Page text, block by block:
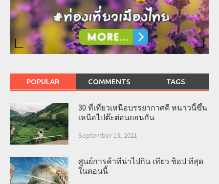
POPULAR COMMENTS TAGS
30 ที่เที่ยวเหนือบรรยากาศดี หนาวนี้ขึ้น
เหนือไปต๊ะต่อนยอนกัน
September 13, 2021
ศูนย์การค้าที่น่าไปกิน เที่ยว ช็อป ที่สุด
ในตอนนี้